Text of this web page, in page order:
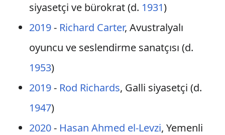
siyasetçi ve bürokrat (d. 1931)
2019- Richard Carter, Avustralyalı
oyuncu ve seslendirme sanatçısı (d.
1953)
2019- Rod Richards, Galli siyasetçi (d.
1947)
2020- Hasan Ahmed el-Levzi, Yemenli